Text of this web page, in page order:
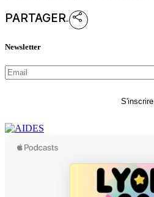
PARTAGER
Newsletter
S'inscrire